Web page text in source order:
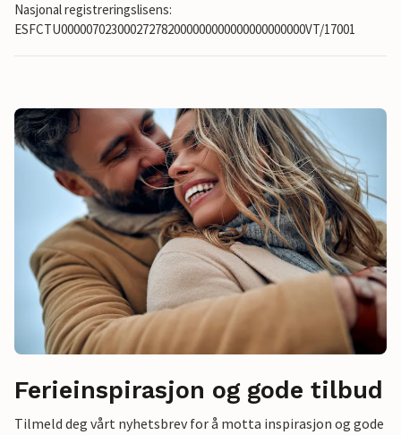
Nasjonal registreringslisens:
ESFCTU000007023000272782000000000000000000000VT/17001
Ferieinspirasjon og gode tilbud
Tilmeld deg vårt nyhetsbrev for å motta inspirasjon og gode